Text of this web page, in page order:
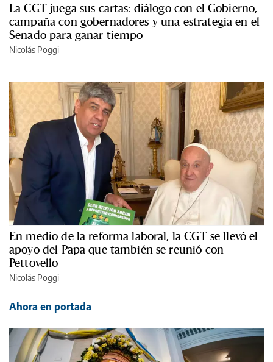
La CGT juega sus cartas: diálogo con el Gobierno,
campaña con gobernadores y una estrategia en el
Senado para ganar tiempo
Nicolás Poggi
En medio de la reforma laboral, la CGT se llevó el
apoyo del Papa que también se reunió con
Pettovello
Nicolás Poggi
Ahora en portada